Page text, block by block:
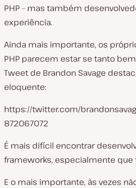
PHP – mas também
experiência.
Ainda mais importante, os
PHP parecem estar se tanto
Tweet de Brandon Savage
eloquente:
https://twitter.com/
872067072
É mais difícil encontrar
frameworks, especialmente que
E o mais importante, às vezes